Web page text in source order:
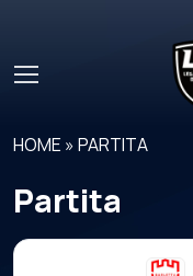
HOME »PARTITA
Partita